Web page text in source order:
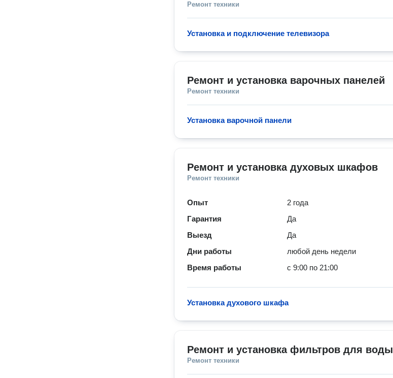
Ремонт техники
Установка и подключение телевизора
Ремонт и установка варочных панелей
Ремонт техники
Установка варочной панели
Ремонт и установка духовых шкафов
Ремонт техники
Опыт
2 года
Гарантия
Да
Выезд
Да
Дни работы
любой день недели
Время работы
с 9:00 по 21:00
Установка духового шкафа
Ремонт и установка фильтров для воды
Ремонт техники